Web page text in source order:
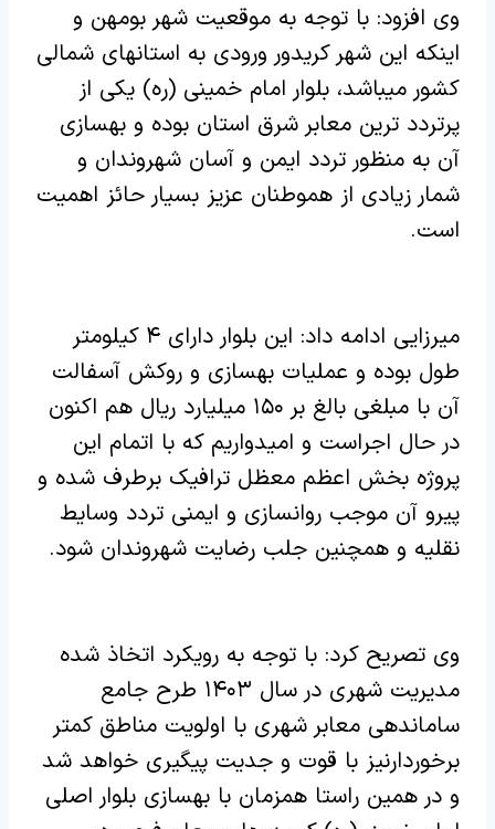
وی افزود: با توجه به موقعیت شهر بومهن و
اینکه این شهر کریدور ورودی به استانهای شمالی
کشور میباشد، بلوار امام خمینی (ره) یکی از
پرتردد ترین معابر شرق استان بوده و بهسازی
آن به منظور تردد ایمن و آسان شهروندان و
شمار زیادی از هموطنان عزیز بسیار حائز اهمیت
است.
میرزایی ادامه داد: این بلوار دارای ۴ کیلومتر
طول بوده و عملیات بهسازی و روکش آسفالت
آن با مبلغی بالغ بر ۱۵۰ میلیارد ریال هم اکنون
در حال اجراست و امیدواریم که با اتمام این
پروژه بخش اعظم معظل ترافیک برطرف شده و
پیرو آن موجب روانسازی و ایمنی تردد وسایط
نقلیه و همچنین جلب رضایت شهروندان شود.
وی تصریح کرد: با توجه به رویکرد اتخاذ شده
مدیریت شهری در سال ۱۴۰۳ طرح جامع
ساماندهی معابر شهری با اولویت مناطق کمتر
برخوردارنیز با قوت و جدیت پیگیری خواهد شد
و در همین راستا همزمان با بهسازی بلوار اصلی